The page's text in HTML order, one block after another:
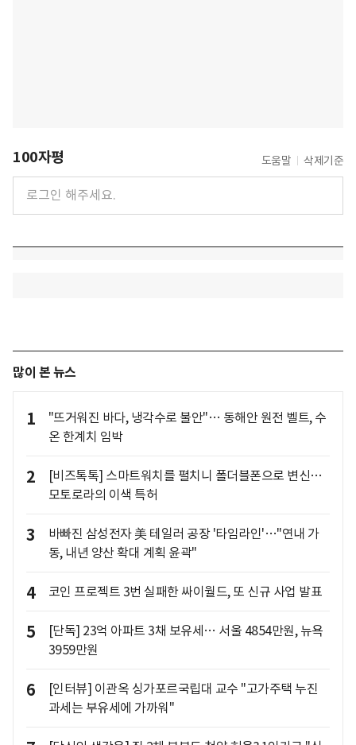
100자평 도움말 삭제기준
많이 본 뉴스
1
"뜨거워진 바다, 냉각수로 불안"… 동해안 원전 벨트, 수
온 한계치 임박
2
[비즈톡톡] 스마트워치를 펼치니 폴더블폰으로 변신…
모토로라의 이색 특허
3
바빠진 삼성전자 美 테일러 공장 '타임라인'…"연내 가
동, 내년 양산 확대 계획 윤곽"
4 코인 프로젝트 3번 실패한 싸이월드, 또 신규 사업 발표
5
[단독] 23억 아파트 3채 보유세… 서울 4854만원, 뉴욕
3959만원
6
[인터뷰] 이관옥 싱가포르국립대 교수 "고가주택 누진
과세는 부유세에 가까워"